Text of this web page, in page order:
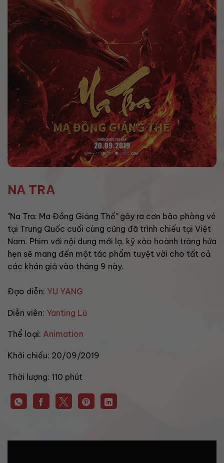
NA TRA
"Na Tra: Ma Đồng Giáng Thế" gây ra cơn bão phòng vé
tại Trung Quốc cuối cùng cũng đã trình chiếu tại Việt
Nam. Phim với nội dung mới lạ, kỹ xảo hoành tráng hứa
hẹn sẽ mang đến một tác phẩm tuyệt vời cho tất cả
các khán giả vào tháng 9 này.
Đạo diễn: YU YANG
Diễn viên: Yanting Lü
Thể loại: Animation
Khởi chiếu: 20/09/2019
Thời lượng: 110 phút